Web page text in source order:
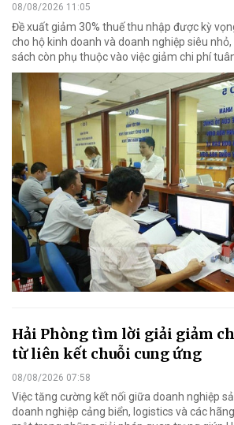
08/08/2026 11:05
Đề xuất giảm 30% thuế thu nhập được kỳ
cho hộ kinh doanh và doanh nghiệp siêu
sách còn phụ thuộc vào việc giảm chi phí
Hải Phòng tìm lời giải giảm
từ liên kết chuỗi cung ứng
08/08/2026 07:58
Việc tăng cường kết nối giữa doanh nghiệp
doanh nghiệp cảng biển, logistics và các